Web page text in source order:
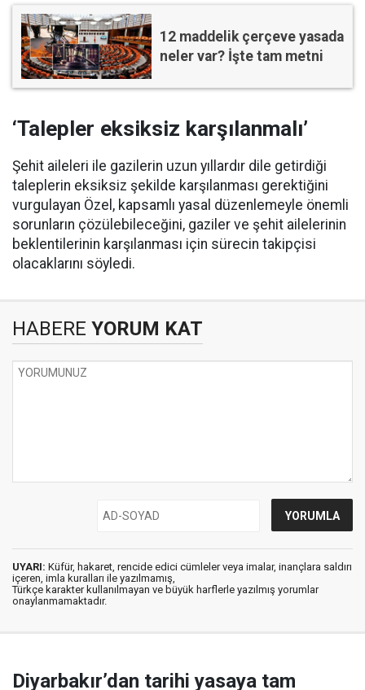
12 maddelik çerçeve yasada
neler var? İşte tam metni
‘Talepler eksiksiz karşılanmalı’
Şehit aileleri ile gazilerin uzun yıllardır dile getirdiği
taleplerin eksiksiz şekilde karşılanması gerektiğini
vurgulayan Özel, kapsamlı yasal düzenlemeyle önemli
sorunların çözülebileceğini, gaziler ve şehit ailelerinin
beklentilerinin karşılanması için sürecin takipçisi
olacaklarını söyledi.
HABERE YORUM KAT
UYARI: Küfür, hakaret, rencide edici cümleler veya imalar, inançlara saldırı
içeren, imla kuralları ile yazılmamış,
Türkçe karakter kullanılmayan ve büyük harflerle yazılmış yorumlar
onaylanmamaktadır.
Diyarbakır’dan tarihi yasaya tam